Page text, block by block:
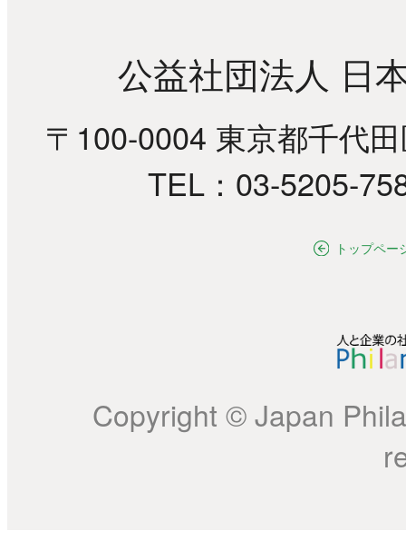
公益社団法人 日
〒100-0004 東京都千代
TEL：03-5205-
トップペー
Copyright © Japan